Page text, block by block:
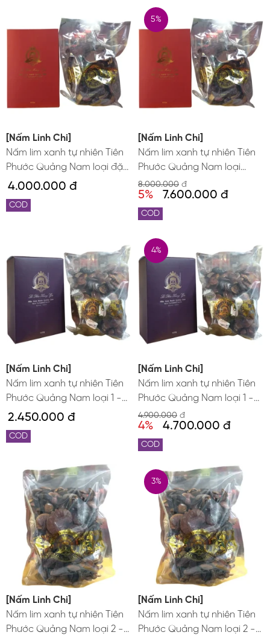
[Nấm Linh Chi]
Nấm lim xanh tự nhiên Tiên
Phước Quảng Nam loại đặc
biệt tai nấm to hộp 400g
4.000.000 đ
COD
[Nấm Linh Chi]
Nấm lim xanh tự nhiên Tiên
Phước Quảng Nam loại
Gold 800g
8.000.000 đ
5% 7.600.000 đ
5%
COD
[Nấm Linh Chi]
Nấm lim xanh tự nhiên Tiên
Phước Quảng Nam loại 1 -
0,5kg
2.450.000 đ
COD
[Nấm Linh Chi]
Nấm lim xanh tự nhiên Tiên
Phước Quảng Nam loại 1 -
1kg
4.900.000 đ
4% 4.700.000 đ
4%
COD
[Nấm Linh Chi]
Nấm lim xanh tự nhiên Tiên
Phước Quảng Nam loại 2 -
[Nấm Linh Chi]
Nấm lim xanh tự nhiên Tiên
Phước Quảng Nam loại 2 -
3%
Trà sâm Hàn Quốc
Bột sâm Hàn Quốc
Kẹo sâm Hàn Quốc
Mỹ phẩm hồng sâm